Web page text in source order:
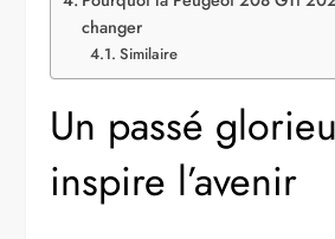
changer
Similaire
Un passé
inspire l’avenir